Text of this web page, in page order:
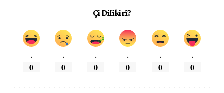
Çi Difikirî?
.
0
.
0
.
0
.
0
.
0
.
0